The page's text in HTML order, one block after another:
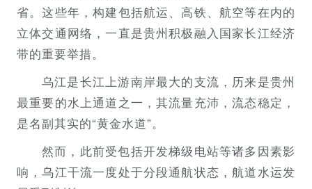
省。这些年，构建包括航运、高铁、航空等在内的
立体交通网络，一直是贵州积极融入国家长江经济
带的重要举措。
乌江是长江上游南岸最大的支流，历来是贵州
最重要的水上通道之一，其流量充沛，流态稳定，
是名副其实的“黄金水道”。
然而，此前受包括开发梯级电站等诸多因素影
响，乌江干流一度处于分段通航状态，航道水运发